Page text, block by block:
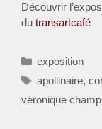
Découvrir
du transartcafé
Catégories
exposition
Étiquettes
apollinaire,
véronique